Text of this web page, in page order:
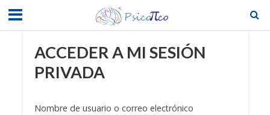
ACCEDER A MI SESIÓN
PRIVADA
Nombre de usuario o correo electrónico